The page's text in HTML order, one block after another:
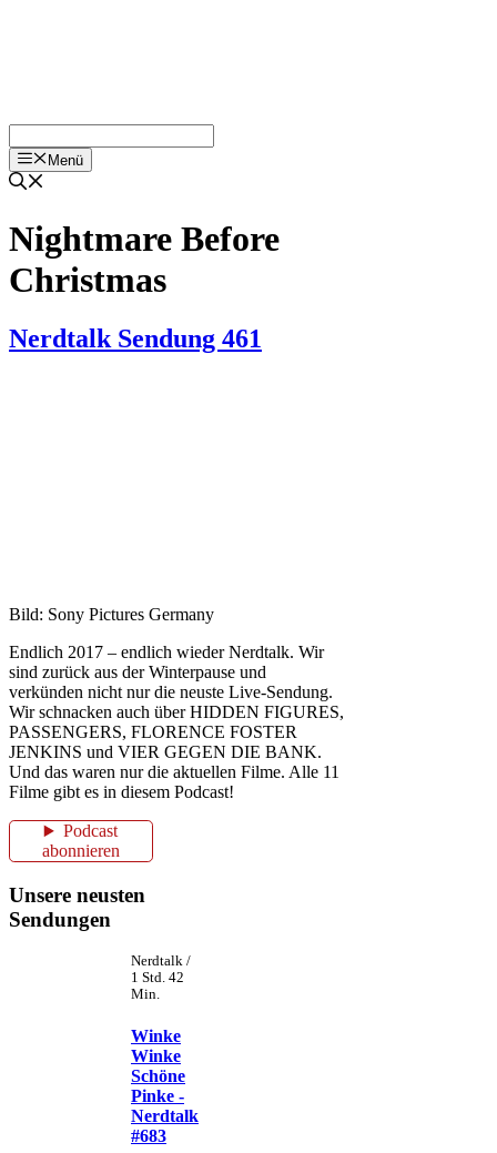
Menü
Nightmare Before
Christmas
Nerdtalk Sendung 461
Bild: Sony Pictures Germany
Endlich 2017 – endlich wieder Nerdtalk. Wir
sind zurück aus der Winterpause und
verkünden nicht nur die neuste Live-Sendung.
Wir schnacken auch über HIDDEN FIGURES,
PASSENGERS, FLORENCE FOSTER
JENKINS und VIER GEGEN DIE BANK.
Und das waren nur die aktuellen Filme. Alle 11
Filme gibt es in diesem Podcast!
Podcast
abonnieren
Unsere neusten
Sendungen
Nerdtalk /
1 Std. 42
Min.
Winke
Winke
Schöne
Pinke -
Nerdtalk
#683